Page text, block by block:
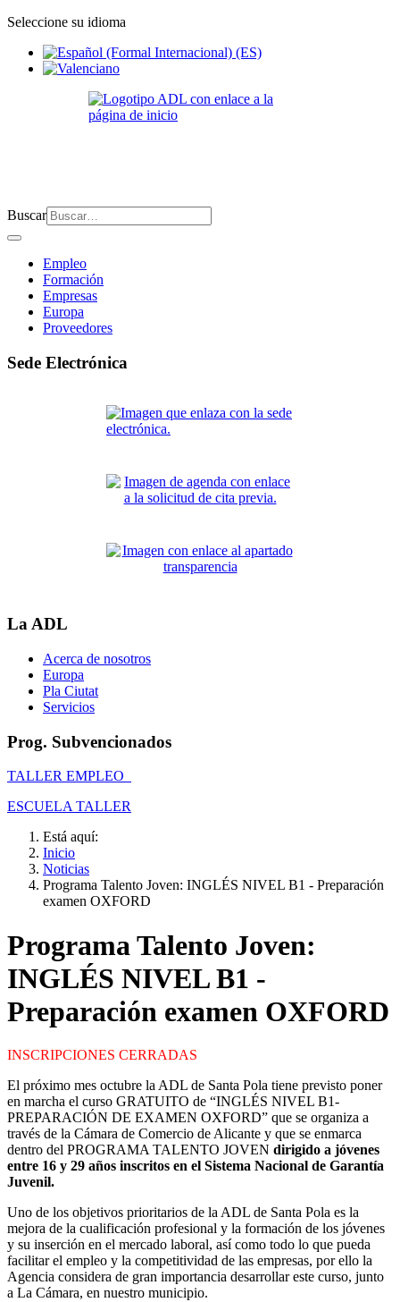
Seleccione su idioma
Buscar
Empleo
Formación
Empresas
Europa
Proveedores
Sede Electrónica
La ADL
Acerca de nosotros
Europa
Pla Ciutat
Servicios
Prog. Subvencionados
TALLER EMPLEO
ESCUELA TALLER
Está aquí:
Inicio
Noticias
Programa Talento Joven: INGLÉS NIVEL B1 - Preparación
examen OXFORD
Programa Talento Joven:
INGLÉS NIVEL B1 -
Preparación examen OXFORD
INSCRIPCIONES CERRADAS
El próximo mes octubre la ADL de Santa Pola tiene previsto poner
en marcha el curso GRATUITO de “INGLÉS NIVEL B1-
PREPARACIÓN DE EXAMEN OXFORD” que se organiza a
través de la Cámara de Comercio de Alicante y que se enmarca
dentro del PROGRAMA TALENTO JOVEN dirigido a jóvenes
entre 16 y 29 años inscritos en el Sistema Nacional de Garantía
Juvenil.
Uno de los objetivos prioritarios de la ADL de Santa Pola es la
mejora de la cualificación profesional y la formación de los jóvenes
y su inserción en el mercado laboral, así como todo lo que pueda
facilitar el empleo y la competitividad de las empresas, por ello la
Agencia considera de gran importancia desarrollar este curso, junto
a La Cámara, en nuestro municipio.